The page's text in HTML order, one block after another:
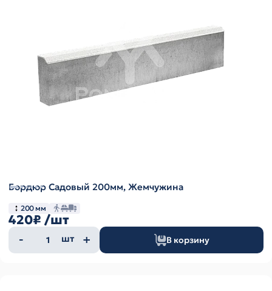
Бордюр Садовый 200мм, Жемчужина
200 мм
420₽ /шт
Количество
товара
шт В корзину